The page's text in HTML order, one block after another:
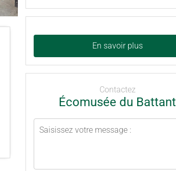
En savoir plus
Contactez
Écomusée du Battant